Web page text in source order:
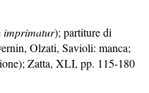
imprimatur); partiture di
Olzati, Savioli: manca;
Zatta, XLI, pp. 115-180